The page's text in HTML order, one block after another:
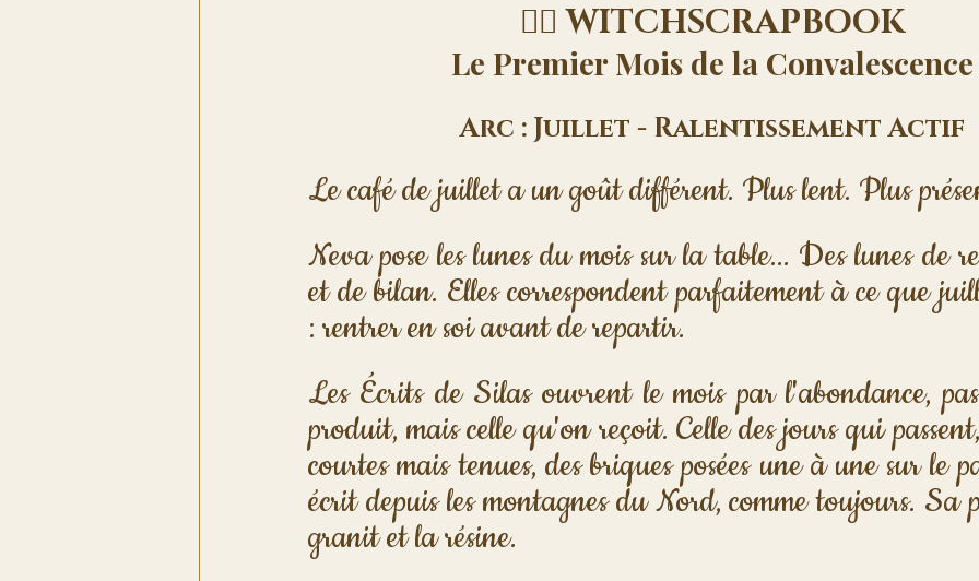
🧙‍♀️ WITCHSCRAPBOOK
Le Premier Mois de la Convalescence
Arc : Juillet - Ralentissement Actif
Le café de juillet a un goût différent. Plus lent. Plus
Neva pose les lunes du mois sur la table... Des lunes de
et de bilan. Elles correspondent parfaitement à ce que
: rentrer en soi avant de repartir.
Les Écrits de Silas ouvrent le mois par l'abondance,
produit, mais celle qu'on reçoit. Celle des jours qui passent,
courtes mais tenues, des briques posées une à une sur le
écrit depuis les montagnes du Nord, comme toujours. Sa
granit et la résine.